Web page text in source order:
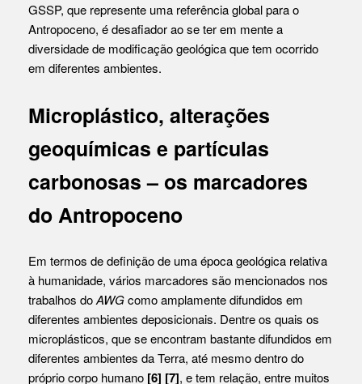
GSSP, que represente uma referência global para o
Antropoceno, é desafiador ao se ter em mente a
diversidade de modificação geológica que tem ocorrido
em diferentes ambientes.
Microplástico, alterações
geoquímicas e partículas
carbonosas – os marcadores
do Antropoceno
Em termos de definição de uma época geológica relativa
à humanidade, vários marcadores são mencionados nos
trabalhos doAWGcomo amplamente difundidos em
diferentes ambientes deposicionais. Dentre os quais os
microplásticos, que se encontram bastante difundidos em
diferentes ambientes da Terra, até mesmo dentro do
próprio corpo humano [6] [7], e tem relação, entre muitos